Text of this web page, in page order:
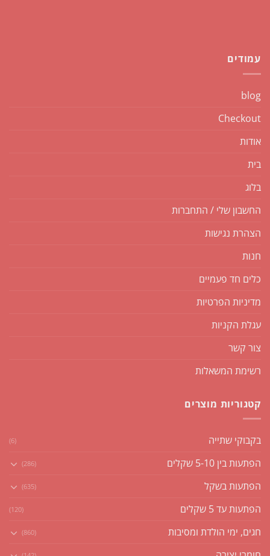
עמודים
blog
Checkout
אודות
בית
בלוג
החשבון שלי / התחברות
הצהרת נגישות
חנות
כלים חד פעמיים
מדיניות הפרטיות
עגלת הקניות
צור קשר
רשימת המשאלות
קטגוריות מוצרים
בקבוקי שתייה (6)
הפתעות בין 5-10 שקלים (286)
הפתעות בשקל (635)
הפתעות עד 5 שקלים (120)
חגים, ימי הולדת ומסיבות (860)